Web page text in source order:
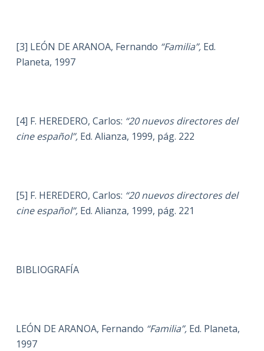
[3] LEÓN DE ARANOA, Fernando “Familia”, Ed.
Planeta, 1997
[4] F. HEREDERO, Carlos: “20 nuevos directores del
cine español”, Ed. Alianza, 1999, pág. 222
[5] F. HEREDERO, Carlos: “20 nuevos directores del
cine español”, Ed. Alianza, 1999, pág. 221
BIBLIOGRAFÍA
LEÓN DE ARANOA, Fernando “Familia”, Ed. Planeta,
1997